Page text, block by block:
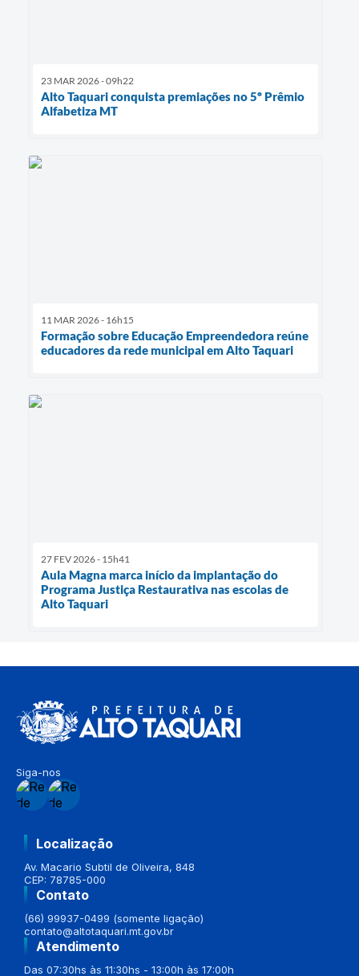
23 MAR 2026 - 09h22
Alto Taquari conquista premiações no 5º Prêmio
Alfabetiza MT
11 MAR 2026 - 16h15
Formação sobre Educação Empreendedora reúne
educadores da rede municipal em Alto Taquari
27 FEV 2026 - 15h41
Aula Magna marca início da implantação do
Programa Justiça Restaurativa nas escolas de
Alto Taquari
Siga-nos
Localização
Av. Macario Subtil de Oliveira, 848
CEP: 78785-000
Contato
(66) 99937-0499 (somente ligação)
contato@altotaquari.mt.gov.br
Atendimento
Das 07:30hs às 11:30hs - 13:00h às 17:00h